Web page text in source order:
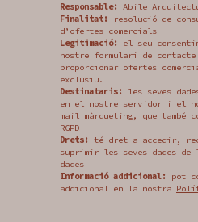
Responsable:
Abile
Finalitat:
resolució de
d’ofertes comercials
Legitimació:
el seu
nostre formulari de contacte
proporcionar ofertes
exclusiu.
Destinataris:
les seves
en el nostre servidor i el
mail màrqueting, que també
RGPD
Drets:
té dret a accedir,
suprimir les seves dades de
dades
Informació addicional:
pot
addicional en la nostra